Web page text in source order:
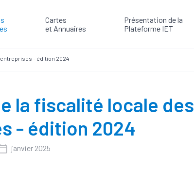
Cartes
et Annuaires
Présentation de la
Plateforme IET
- édition 2024
la fiscalité locale des
- édition 2024
janvier 2025